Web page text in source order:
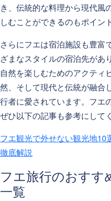
き、伝統的な料理から現代風
しむことができるのもポイン
さらにフエは宿泊施設も豊富
ざまなスタイルの宿泊先があ
自然を楽しむためのアクティ
然、そして現代と伝統が融合
行者に愛されています。フエ
ぜひ以下の記事も参考にして
フエ観光で外せない観光地
徹底解説
フエ旅行のおすす
一覧